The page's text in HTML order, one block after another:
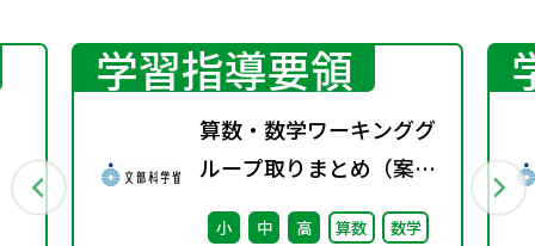
学習指導要領
算数・数学ワーキンググ
ループ取りまとめ（案）
※会議後修正
小 中 高 算数 数学